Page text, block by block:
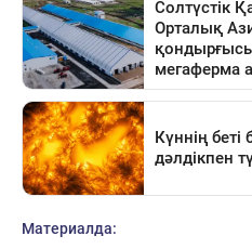
Материалда: